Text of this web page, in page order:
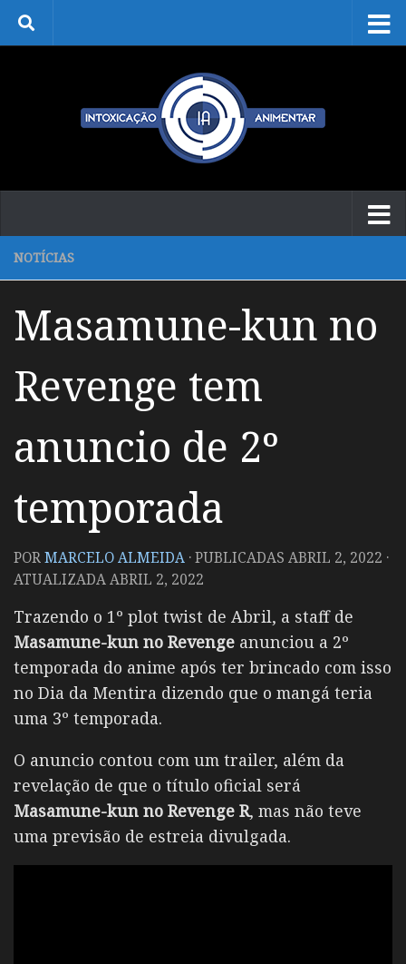
Skip to content
NOTÍCIAS
Masamune-kun no
Revenge tem
anuncio de 2º
temporada
PORMARCELO ALMEIDA · PUBLICADAS ABRIL 2, 2022 ·
ATUALIZADAABRIL 2, 2022
Trazendo o 1º plot twist de Abril, a staff de
Masamune-kun no Revenge anunciou a 2º
temporada do anime após ter brincado com isso
no Dia da Mentira dizendo que o mangá teria
uma 3º temporada.
O anuncio contou com um trailer, além da
revelação de que o título oficial será
Masamune-kun no Revenge R, mas não teve
uma previsão de estreia divulgada.